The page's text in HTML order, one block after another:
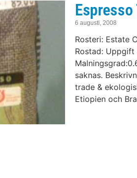
6 augusti, 2008
Rosteri: Estate
Rostad: Uppgift
saknas.
trade &
Etiopien och